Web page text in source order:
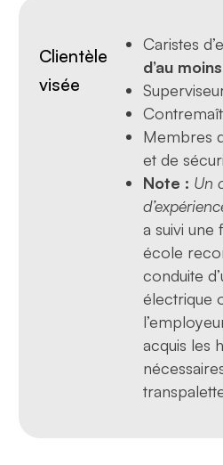
Clientèle
visée
Caristes
d’au
Membres
et de
Note : Un
a suivi une
école
conduite
électrique
acquis les